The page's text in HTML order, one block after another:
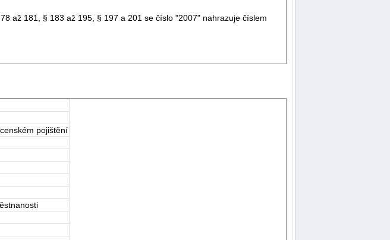
181, § 183 až 195, § 197 a 201 se číslo "2007" nahrazuje číslem
pojištění